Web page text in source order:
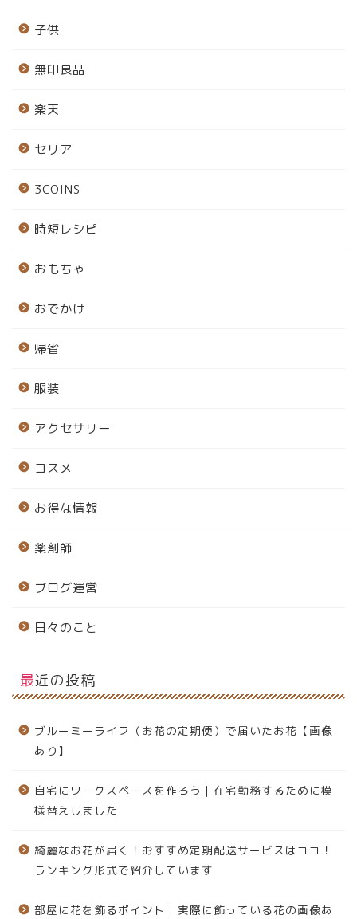
子供
無印良品
楽天
セリア
3COINS
時短レシピ
おもちゃ
おでかけ
帰省
服装
アクセサリー
コスメ
お得な情報
薬剤師
ブログ運営
日々のこと
最近の投稿
ブルーミーライフ（お花の定期便）で届いたお花【画像
あり】
自宅にワークスペースを作ろう｜在宅勤務するために模
様替えしました
綺麗なお花が届く！おすすめ定期配送サービスはココ！
ランキング形式で紹介しています
部屋に花を飾るポイント｜実際に飾っている花の画像あ